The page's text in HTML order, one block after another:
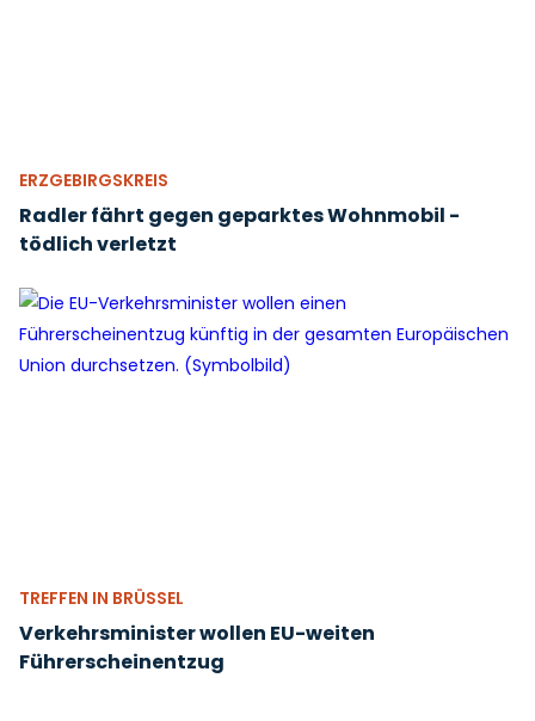
ERZGEBIRGSKREIS
Radler fährt gegen geparktes Wohnmobil -
tödlich verletzt
TREFFEN IN BRÜSSEL
Verkehrsminister wollen EU-weiten
Führerscheinentzug